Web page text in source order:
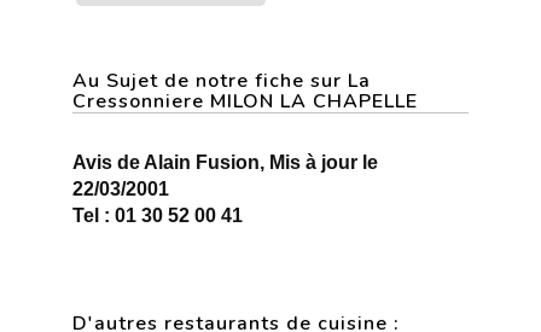
Au Sujet de notre fiche sur La
Cressonniere MILON LA CHAPELLE
Avis de Alain Fusion, Mis à jour le
22/03/2001
Tel : 01 30 52 00 41
D'autres restaurants de cuisine :